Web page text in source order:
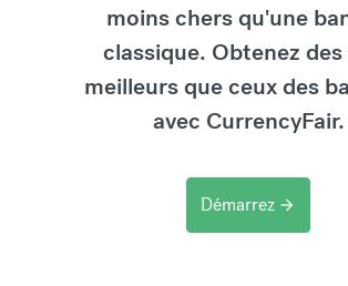
moins chers qu'une
classique. Obtenez
meilleurs que ceux des
avec CurrencyFair.
Démarrez arrow_forward